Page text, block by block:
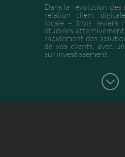
Dans la révolution des
relation client
locale – trois leviers
étudiées
rapidement des
de vos clients, avec
sur investissement.
;